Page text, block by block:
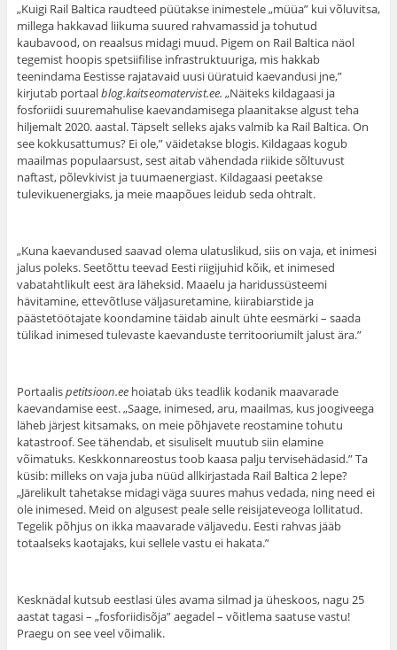
„Kuigi Rail Baltica raudteed püütakse inimestele „müüa” kui võluvitsa,
millega hakkavad liikuma suured rahvamassid ja tohutud
kaubavood, on reaalsus midagi muud. Pigem on Rail Baltica näol
tegemist hoopis spetsiifilise infrastruktuuriga, mis hakkab
teenindama Eestisse rajatavaid uusi üüratuid kaevandusi jne,”
kirjutab portaalblog.kaitseomatervist.ee. „Näiteks kildagaasi ja
fosforiidi suuremahulise kaevandamisega plaanitakse algust teha
hiljemalt 2020. aastal. Täpselt selleks ajaks valmib ka Rail Baltica. On
see kokkusattumus? Ei ole,” väidetakse blogis. Kildagaas kogub
maailmas populaarsust, sest aitab vähendada riikide sõltuvust
naftast, põlevkivist ja tuumaenergiast. Kildagaasi peetakse
tulevikuenergiaks, ja meie maapõues leidub seda ohtralt.
„Kuna kaevandused saavad olema ulatuslikud, siis on vaja, et inimesi
jalus poleks. Seetõttu teevad Eesti riigijuhid kõik, et inimesed
vabatahtlikult eest ära läheksid. Maaelu ja haridussüsteemi
hävitamine, ettevõtluse väljasuretamine, kiirabiarstide ja
päästetöötajate koondamine täidab ainult ühte eesmärki – saada
tülikad inimesed tulevaste kaevanduste territooriumilt jalust ära.”
Portaalispetitsioon.eehoiatab üks teadlik kodanik maavarade
kaevandamise eest. „Saage, inimesed, aru, maailmas, kus joogiveega
läheb järjest kitsamaks, on meie põhjavete reostamine tohutu
katastroof. See tähendab, et sisuliselt muutub siin elamine
võimatuks. Keskkonnareostus toob kaasa palju tervisehädasid.” Ta
küsib: milleks on vaja juba nüüd allkirjastada Rail Baltica 2 lepe?
„Järelikult tahetakse midagi väga suures mahus vedada, ning need ei
ole inimesed. Meid on algusest peale selle reisijateveoga lollitatud.
Tegelik põhjus on ikka maavarade väljavedu. Eesti rahvas jääb
totaalseks kaotajaks, kui sellele vastu ei hakata.”
Kesknädal kutsub eestlasi üles avama silmad ja üheskoos, nagu 25
aastat tagasi – „fosforiidisõja” aegadel – võitlema saatuse vastu!
Praegu on see veel võimalik.